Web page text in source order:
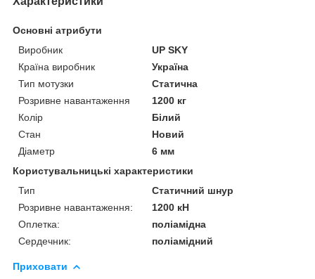
Основні атрибути
Виробник
UP SKY
Країна виробник
Україна
Тип мотузки
Статична
Розривне навантаження
1200 кг
Колір
Білий
Стан
Новий
Діаметр
6 мм
Користувальницькі характеристики
Тип
Статичний шнур
Розривне навантаження:
1200 кН
Оплетка:
поліамідна
Сердечник:
поліамідний
Приховати